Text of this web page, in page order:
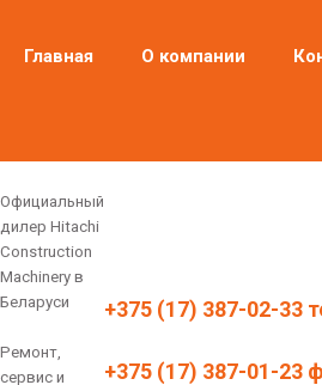
Главная О компании
Официальный
дилер Hitachi
Construction
Machinery в
Беларуси
Ремонт,
сервис и
+375 (17) 387-02-33
+375 (17) 387-01-23